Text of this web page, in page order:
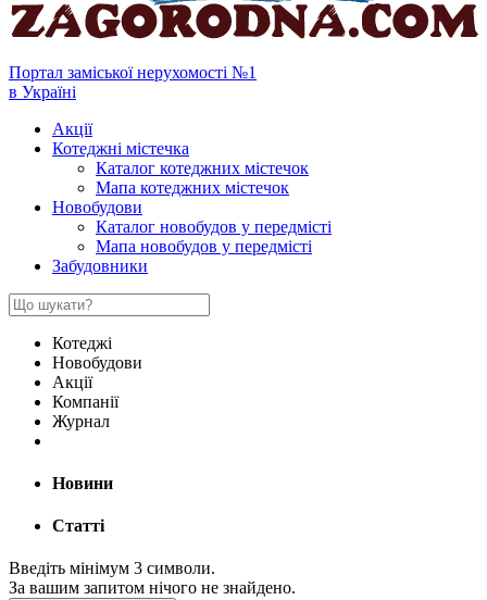
Портал заміської нерухомості №1
в Україні
Акції
Котеджні містечка
Каталог котеджних містечок
Мапа котеджних містечок
Новобудови
Каталог новобудов у передмісті
Мапа новобудов у передмісті
Забудовники
Котеджі
Новобудови
Акції
Компанії
Журнал
Новини
Статті
Введіть мінімум 3 символи.
За вашим запитом нічого не знайдено.